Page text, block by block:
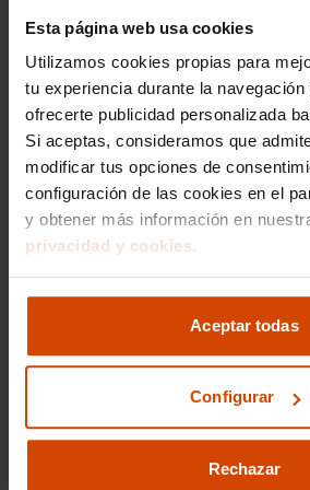
Esta página web usa cookies
Utilizamos cookies propias para
tu experiencia durante la
ofrecerte publicidad personalizada
Si aceptas, consideramos que
modificar tus opciones de
configuración de las cookies en el
y obtener más información en
privacidad y cookies.
Aceptar todas
Configurar
Rechazar
Reference de
mano en
¿Qué debo tener en
elegir un Seat Ibiza
en Asturias?
Al elegir un Seat Ibiza
mano en Asturias, es
historial de mantenimiento del
kilometraje y el estado general
vehículo ha tenido algún
la documentación es esencial
Seat Ibiza Reference ha
inspecciones para asegurar su